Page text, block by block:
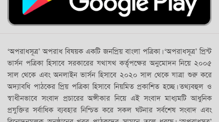
‘অপরাধসূত্র’ অপরাধ বিষয়ক একটি জনপ্রিয় বাংলা পত্রিকা। ‘অপরাধসূত্র’ প্রিন্ট
ভার্সন পত্রিকা হিসাবে সরকারের যথাযথ কর্তৃপক্ষের অনুমোদন নিয়ে ২০০৫
সাল থেকে এবং অনলাইন ভার্সন হিসাবে ২০২০ সাল থেকে যাত্রা শুরু করে
অদ্যাবধি পাঠকের প্রিয় পত্রিকা হিসাবে নিয়মিত প্রকাশিত হচ্ছে। তথ্যবহুল ও
স্বাধীনভাবে সংবাদ প্রচারের অঙ্গীকার নিয়ে এই সংবাদ মাধ্যমটি আধুনিক
প্রযুক্তির সর্বাধিক ব্যবহার নিশ্চিত করে সকল ঘটনার সর্বশেষ সংবাদ এবং